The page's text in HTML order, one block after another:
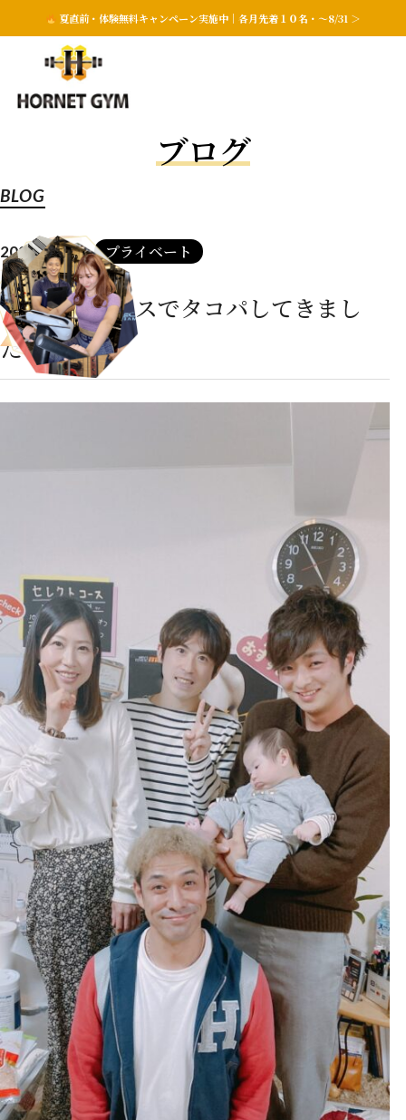
夏直前・体験無料キャンペーン実施中｜各月先着１０名・〜8/31 ＞
ブログ
BLOG
2022.10.31 プライベート
かずのりハウスでタコパしてきまし
た！